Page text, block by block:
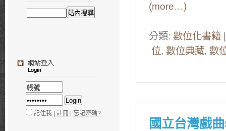
記住我 | 註冊 | 忘記密碼?
(more…)
分類: 數位化書籍
位, 數位典藏, 數
國立台灣戲